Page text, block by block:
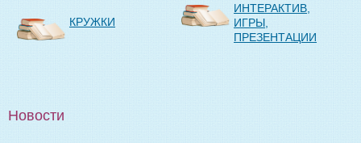
КРУЖКИ
ИНТЕРАКТИВ,
ИГРЫ,
ПРЕЗЕНТАЦИИ
Новости